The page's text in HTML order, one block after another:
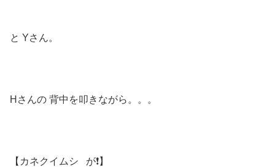
と Yさん。
Hさんの 背中を叩きながら。。。
【カネクイムシ が❗️】